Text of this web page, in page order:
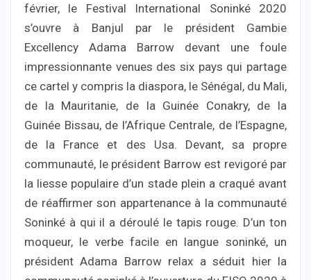
février, le Festival International Soninké 2020
s’ouvre à Banjul par le président Gambie
Excellency Adama Barrow devant une foule
impressionnante venues des six pays qui partage
ce cartel y compris la diaspora, le Sénégal, du Mali,
de la Mauritanie, de la Guinée Conakry, de la
Guinée Bissau, de l’Afrique Centrale, de l’Espagne,
de la France et des Usa. Devant, sa propre
communauté, le président Barrow est revigoré par
la liesse populaire d’un stade plein a craqué avant
de réaffirmer son appartenance à la communauté
Soninké à qui il a déroulé le tapis rouge. D’un ton
moqueur, le verbe facile en langue soninké, un
président Adama Barrow relax a séduit hier la